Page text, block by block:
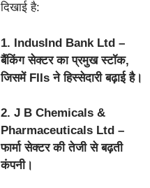
दिखाई है:
1. IndusInd Bank Ltd –
बैंकिंग सेक्टर का प्रमुख स्टॉक,
जिसमें FIIs ने हिस्सेदारी बढ़ाई है।
2. J B Chemicals &
Pharmaceuticals Ltd –
फार्मा सेक्टर की तेजी से बढ़ती
कंपनी।